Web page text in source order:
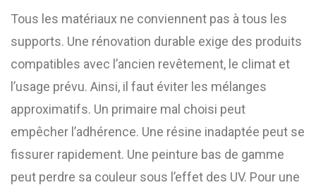
Tous les matériaux ne conviennent pas à tous les
supports. Une rénovation durable exige des produits
compatibles avec l’ancien revêtement, le climat et
l’usage prévu. Ainsi, il faut éviter les mélanges
approximatifs. Un primaire mal choisi peut
empêcher l’adhérence. Une résine inadaptée peut se
fissurer rapidement. Une peinture bas de gamme
peut perdre sa couleur sous l’effet des UV. Pour une